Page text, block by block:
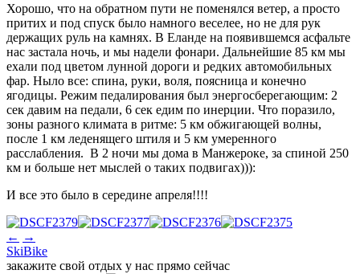
Хорошо, что на обратном пути не поменялся ветер, а просто
притих и под спуск было намного веселее, но не для рук
держащих руль на камнях. В Еланде на появившемся асфальте
нас застала ночь, и мы надели фонари. Дальнейшие 85 км мы
ехали под цветом лунной дороги и редких автомобильных
фар. Ныло все: спина, руки, воля, поясница и конечно
ягодицы. Режим педалирования был энергосберегающим: 2
сек давим на педали, 6 сек едим по инерции. Что поразило,
зоны разного климата в ритме: 5 км обжигающей волны,
после 1 км леденящего штиля и 5 км умеренного
расслабления. В 2 ночи мы дома в Манжероке, за спиной 250
км и больше нет мыслей о таких подвигах))):
И все это было в середине апреля!!!!
← →
SkiBike
закажите свой отдых у нас прямо сейчас